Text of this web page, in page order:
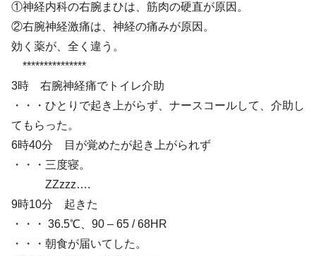
①神経内科の右腕まひは、筋肉の硬直が原因。
②右腕神経激痛は、神経の痛みが原因。
効く薬が、全く違う。
***************
3時 右腕神経痛でトイレ介助
・・・ひとりで起き上がらず、ナースコールして、介助し
てもらった。
6時40分 目が覚めたが起き上がられず
・・・三度寝。
ZZzzz….
9時10分 起きた
・・・ 36.5℃、90 – 65 / 68HR
・・・朝食が届いてした。